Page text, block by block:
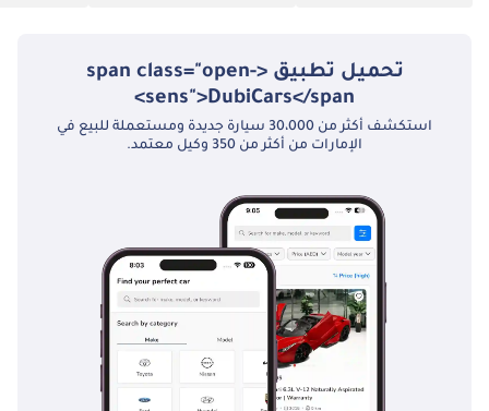
تحميل تطبيق <span class="open-
sens">DubiCars</span>
استكشف أكثر من 30،000 سيارة جديدة ومستعملة للبيع في
الإمارات من أكثر من 350 وكيل معتمد.